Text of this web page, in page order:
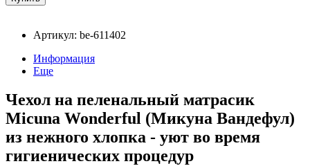
Артикул: be-611402
Информация
Еще
Чехол на пеленальный матрасик
Micuna Wonderful (Микуна Вандефул)
из нежного хлопка - уют во время
гигиенических процедур